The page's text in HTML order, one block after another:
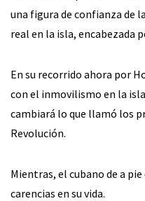
una figura de confianza de
real en la isla, encabezada
En su recorrido ahora por
con el inmovilismo en la
cambiará lo que llamó los
Revolución.
Mientras, el cubano de a
carencias en su vida.